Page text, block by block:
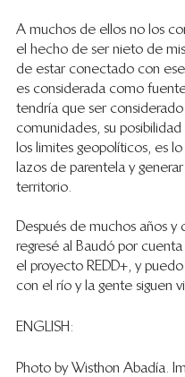
A muchos de ellos no los
el hecho de ser nieto de
de estar conectado con
es considerada como
tendría que ser
comunidades, su
los limites geopolíticos, es
lazos de parentela y
territorio.
Después de muchos años
regresé al Baudó por
el proyecto REDD+, y
con el río y la gente siguen
ENGLISH:
Photo by Wisthon Abadía.